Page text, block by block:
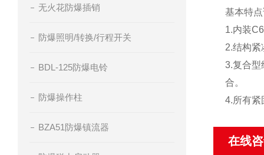
无火花防爆插销
防爆照明/转换/行程开关
BDL-125防爆电铃
防爆操作柱
BZA51防爆镇流器
基本特
1.内装
2.结构紧
3.复合型
合。
4.所有
在线